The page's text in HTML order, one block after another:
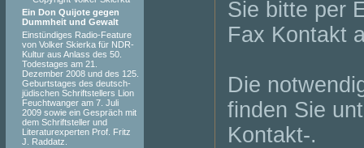
Ein Don Quijote gegen
Dummheit und Gewalt
Einstündiges Radio-Feature
von Volker Skierka für NDR-
Kultur aus Anlass des 50.
Todestages am 21.
Dezember 2008 und des 125.
Geburtstages des deutsch-
jüdischen Schriftstellers Lion
Feuchtwanger am 7. Juli
2009 sowie ein Gespräch mit
dem Schriftsteller und
Literaturexperten Prof. Fritz
J. Raddatz.
Sie bitte per
Fax Kontakt
Die
finden Sie
Kontakt-.